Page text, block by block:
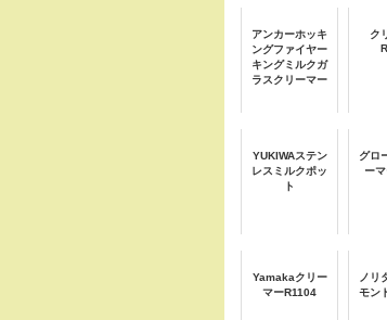
アンカーホッキ
ングファイヤー
キングミルクガ
ラスクリーマー
ク
YUKIWAステン
レスミルクポッ
ト
グロ
ー
Yamakaクリー
マーR1104
ノリ
モン